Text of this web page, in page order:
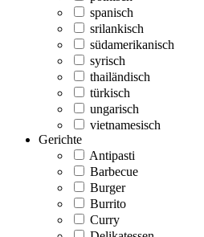
spanisch
srilankisch
südamerikanisch
syrisch
thailändisch
türkisch
ungarisch
vietnamesisch
Gerichte
Antipasti
Barbecue
Burger
Burrito
Curry